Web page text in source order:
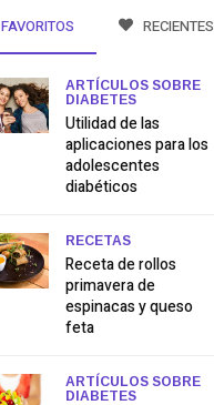
FAVORITOS RECIENTES
ARTÍCULOS SOBRE
DIABETES
Utilidad de las
aplicaciones para los
adolescentes
diabéticos
RECETAS
Receta de rollos
primavera de
espinacas y queso
feta
ARTÍCULOS SOBRE
DIABETES